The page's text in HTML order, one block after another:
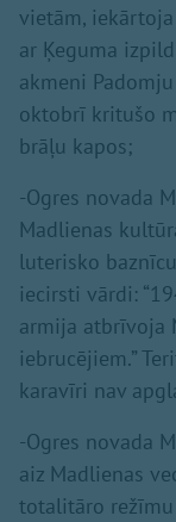
vietām,
ar Ķeguma
akmeni
oktobrī kritušo
brāļu kapos;
-Ogres novada
Madlienas
luterisko
iecirsti vārdi:
armija atbrīvoja
iebrucējiem.”
karavīri nav
-Ogres novada
aiz Madlienas
totalitāro